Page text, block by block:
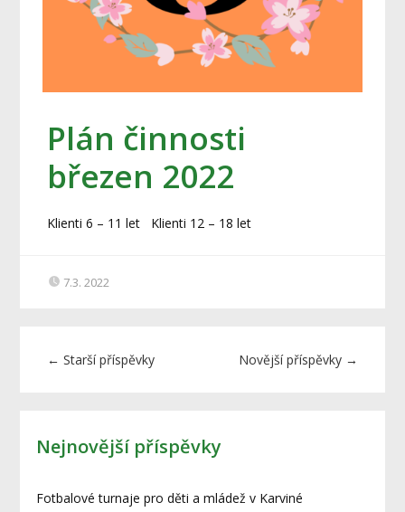
Plán činnosti
březen 2022
Klienti 6 – 11 let Klienti 12 – 18 let
7.3. 2022
← Starší příspěvky Novější příspěvky →
Nejnovější příspěvky
Fotbalové turnaje pro děti a mládež v Karviné